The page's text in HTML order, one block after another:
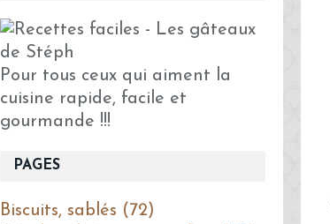
Pour tous ceux qui aiment la
cuisine rapide, facile et
gourmande !!!
PAGES
Biscuits, sablés (72)